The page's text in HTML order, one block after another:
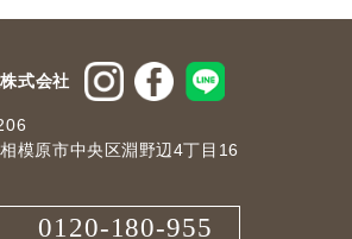
式会社
模原市中央区淵野辺4丁目16
0120-180-955